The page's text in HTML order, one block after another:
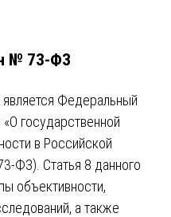
№ 73-ФЗ
Федеральный
государственной
в Российской
ФЗ). Статья 8 данного
объективности,
а также